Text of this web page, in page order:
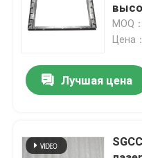
Отправить запрос
Части
Части CNC
MOQ
Цена
Лучшая цена